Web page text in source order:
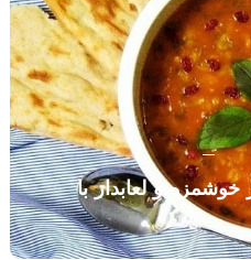
و لعابدار با